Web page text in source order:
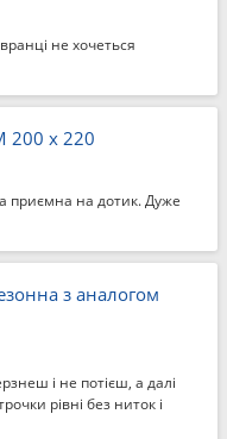
не хочеться
200 x 220
приємна на дотик. Дуже
з аналогом
і не потієш, а далі
рівні без ниток і